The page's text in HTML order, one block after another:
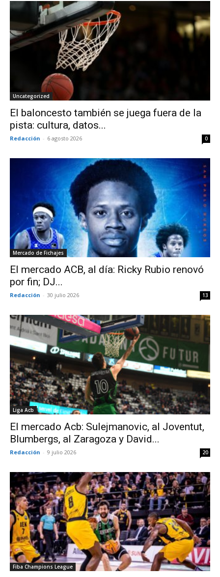
Uncategorized
El baloncesto también se juega fuera de la
pista: cultura, datos...
Redacción - 6 agosto 2026 0
Mercado de Fichajes
El mercado ACB, al día: Ricky Rubio renovó
por fin; DJ...
Redacción - 30 julio 2026 13
Liga Acb
El mercado Acb: Sulejmanovic, al Joventut,
Blumbergs, al Zaragoza y David...
Redacción - 9 julio 2026 20
Fiba Champions League